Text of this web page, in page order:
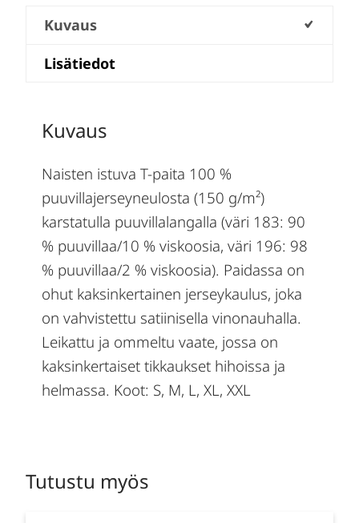
Kuvaus
Lisätiedot
Kuvaus
Naisten istuva T-paita 100 %
puuvillajerseyneulosta (150 g/m²)
karstatulla puuvillalangalla (väri 183: 90
% puuvillaa/10 % viskoosia, väri 196: 98
% puuvillaa/2 % viskoosia). Paidassa on
ohut kaksinkertainen jerseykaulus, joka
on vahvistettu satiinisella vinonauhalla.
Leikattu ja ommeltu vaate, jossa on
kaksinkertaiset tikkaukset hihoissa ja
helmassa. Koot: S, M, L, XL, XXL
Tutustu myös